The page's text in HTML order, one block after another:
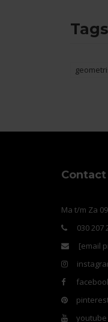
Tags
Ma t/m Za
030 207
[email
youtube